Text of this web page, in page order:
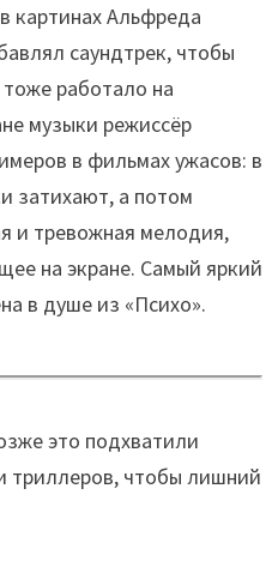
картинах Альфреда
саундтрек, чтобы
работало на
музыки режиссёр
в фильмах ужасов: в
затихают, а потом
и тревожная мелодия,
на экране. Самый яркий
в душе из «Психо».
это подхватили
триллеров, чтобы лишний